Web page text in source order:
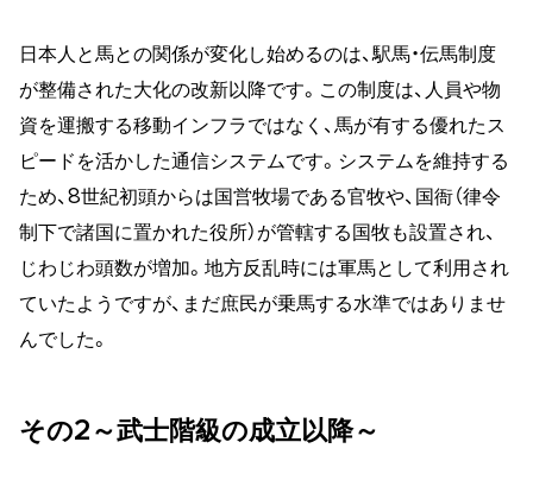
日本人と馬との関係が変化し始めるのは、駅馬・伝馬制度
が整備された大化の改新以降です。この制度は、人員や物
資を運搬する移動インフラではなく、馬が有する優れたス
ピードを活かした通信システムです。システムを維持する
ため、8世紀初頭からは国営牧場である官牧や、国衙（律令
制下で諸国に置かれた役所）が管轄する国牧も設置され、
じわじわ頭数が増加。地方反乱時には軍馬として利用され
ていたようですが、まだ庶民が乗馬する水準ではありませ
んでした。
その2～武士階級の成立以降～